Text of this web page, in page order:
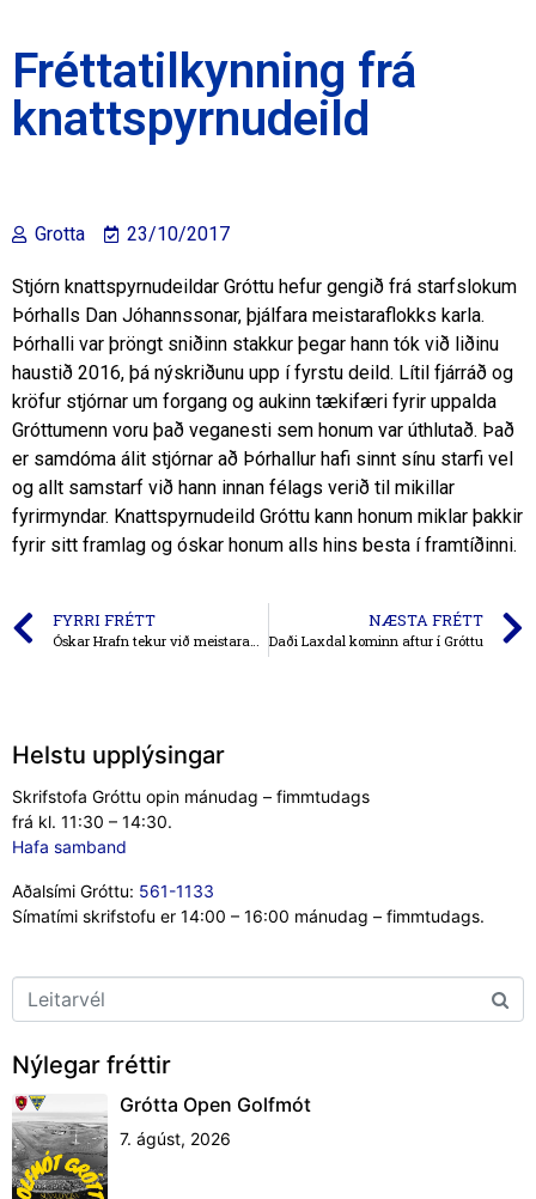
Fréttatilkynning frá
knattspyrnudeild
Grotta 23/10/2017
Stjórn knattspyrnudeildar Gróttu hefur gengið frá starfslokum
Þórhalls Dan Jóhannssonar, þjálfara meistaraflokks karla.
Þórhalli var þröngt sniðinn stakkur þegar hann tók við liðinu
haustið 2016, þá nýskriðunu upp í fyrstu deild. Lítil fjárráð og
kröfur stjórnar um forgang og aukinn tækifæri fyrir uppalda
Gróttumenn voru það veganesti sem honum var úthlutað. Það
er samdóma álit stjórnar að Þórhallur hafi sinnt sínu starfi vel
og allt samstarf við hann innan félags verið til mikillar
fyrirmyndar. Knattspyrnudeild Gróttu kann honum miklar þakkir
fyrir sitt framlag og óskar honum alls hins besta í framtíðinni.
FYRRI FRÉTT
Óskar Hrafn tekur við meistaraflokki karla
NÆSTA FRÉTT
Daði Laxdal kominn aftur í Gróttu
Helstu upplýsingar
Skrifstofa Gróttu opin mánudag – fimmtudags
frá kl. 11:30 – 14:30.
Hafa samband
Aðalsími Gróttu: 561-1133
Símatími skrifstofu er 14:00 – 16:00 mánudag – fimmtudags.
Nýlegar fréttir
Grótta Open Golfmót
7. ágúst, 2026